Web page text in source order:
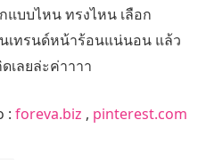
บบไหน ทรงไหน เลือก
เทรนด์หน้าร้อนแน่นอน แล้ว
เลยล่ะค่าาาา
: foreva.biz , pinterest.com